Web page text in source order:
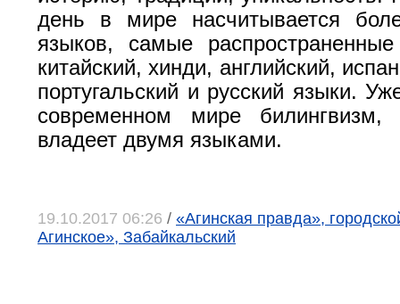
день в мире насчитывается
языков, самые
китайский, хинди, английский,
португальский и русский языки.
современном мире билингвизм,
владеет двумя языками.
19.10.2017 06:26 / «Агинская правда»,
Агинское», Забайкальский